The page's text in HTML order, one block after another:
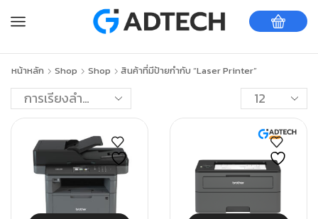
หน้าหลัก Shop Shop สินค้าที่มีป้ายกำกับ “Laser Printer”